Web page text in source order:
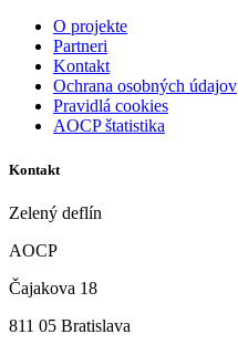
O projekte
Partneri
Kontakt
Ochrana osobných údajov
Pravidlá cookies
AOCP štatistika
Kontakt
Zelený deflín
AOCP
Čajakova 18
811 05 Bratislava